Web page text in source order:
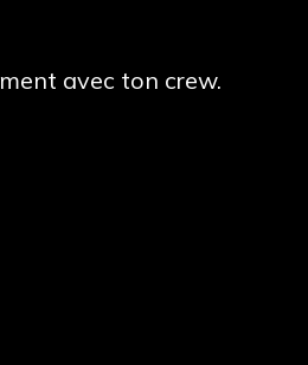
avec ton crew.